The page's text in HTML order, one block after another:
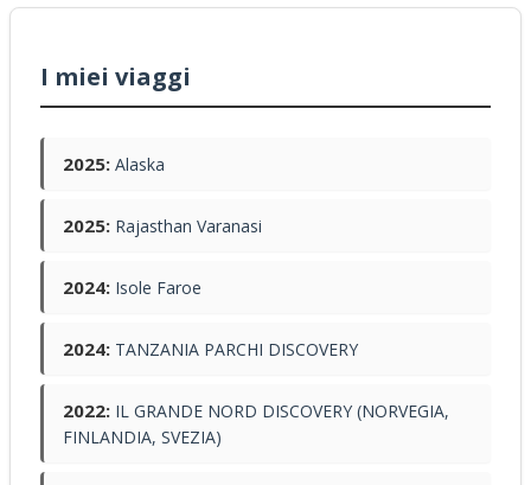
I miei viaggi
2025: Alaska
2025: Rajasthan Varanasi
2024: Isole Faroe
2024: TANZANIA PARCHI DISCOVERY
2022: IL GRANDE NORD DISCOVERY (NORVEGIA,
FINLANDIA, SVEZIA)